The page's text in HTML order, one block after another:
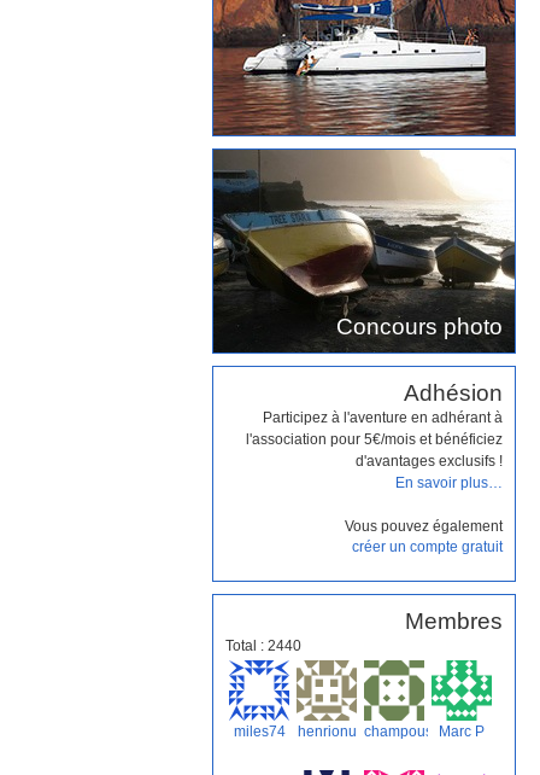
Concours photo
Adhésion
Participez à l'aventure en adhérant à
l'association pour 5€/mois et bénéficiez
d'avantages exclusifs !
En savoir plus…
Vous pouvez également
créer un compte gratuit
Membres
Total : 2440
miles74 henrionu champoussinMarc P